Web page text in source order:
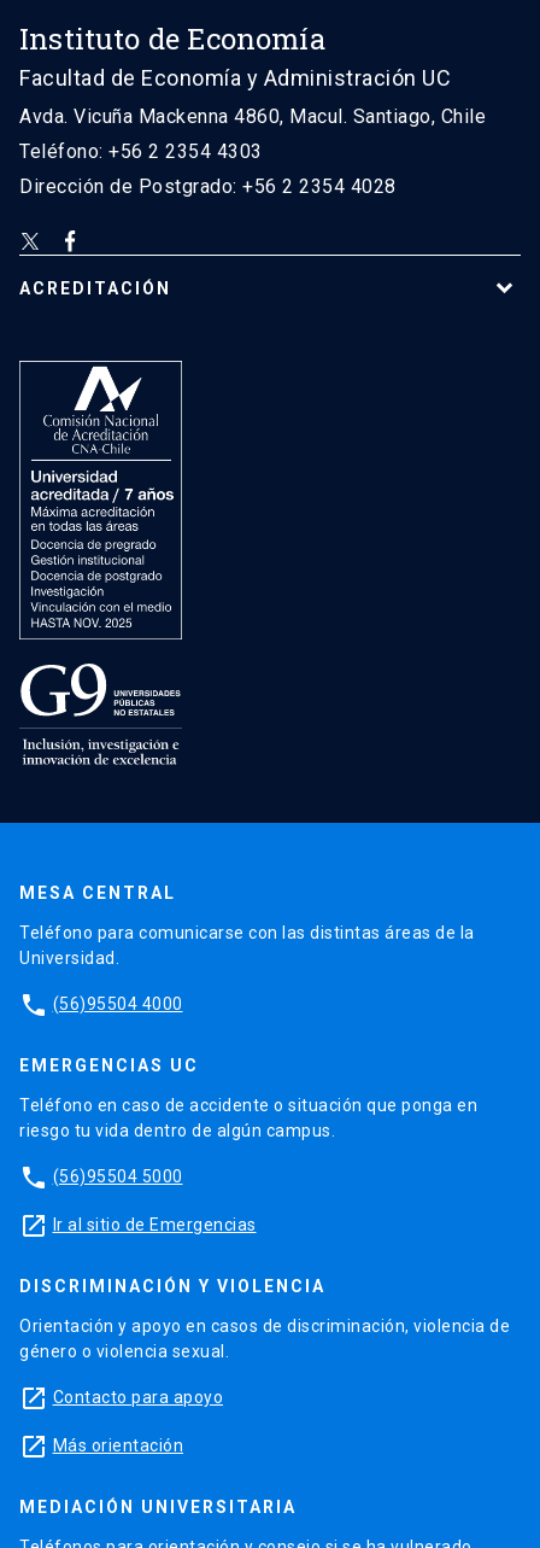
Instituto de Economía
Facultad de Economía y Administración UC
Avda. Vicuña Mackenna 4860, Macul. Santiago, Chile
Teléfono: +56 2 2354 4303
Dirección de Postgrado: +56 2 2354 4028
ACREDITACIÓN
MESA CENTRAL
Teléfono para comunicarse con las distintas áreas de la
Universidad.
phone (56)95504 4000
EMERGENCIAS UC
Teléfono en caso de accidente o situación que ponga en
riesgo tu vida dentro de algún campus.
phone (56)95504 5000
launch Ir al sitio de Emergencias
DISCRIMINACIÓN Y VIOLENCIA
Orientación y apoyo en casos de discriminación, violencia de
género o violencia sexual.
launch Contacto para apoyo
launch Más orientación
MEDIACIÓN UNIVERSITARIA